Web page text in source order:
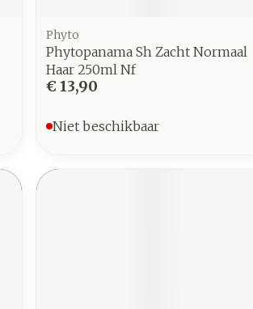
Phyto
Phytopanama Sh Zacht Normaal
Haar 250ml Nf
€ 13,90
Niet beschikbaar